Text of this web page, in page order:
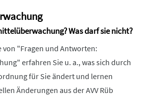
Was darf sie nicht?
"Fragen und Antworten:
erfahren Sie u. a., was sich durch
für Sie ändert und lernen
Änderungen aus der AVV Rüb